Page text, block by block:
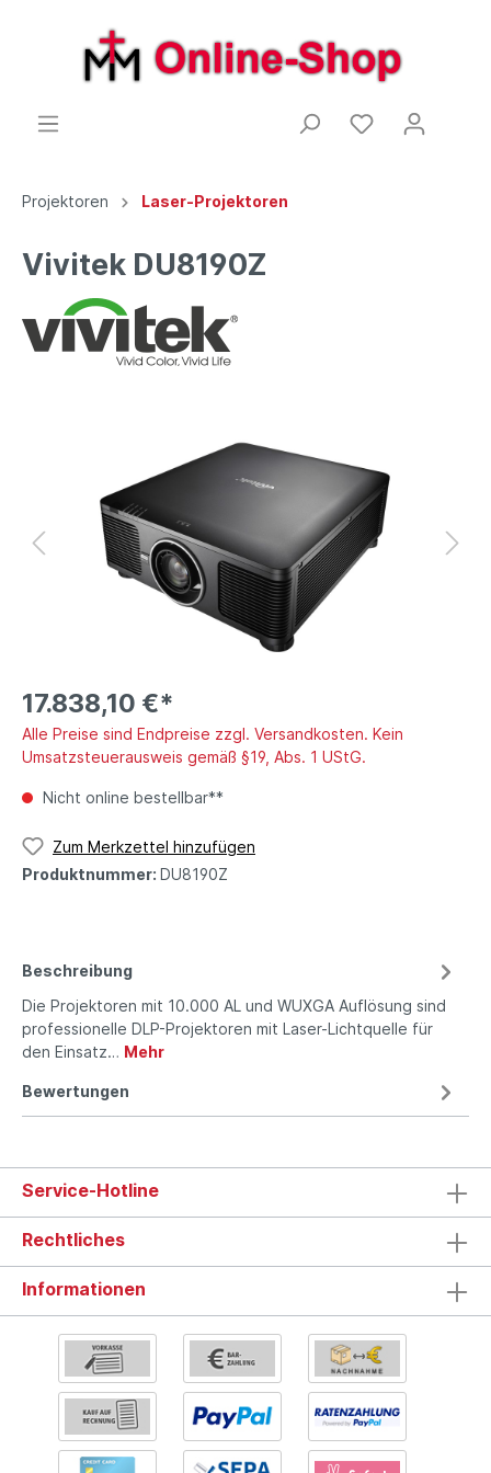
Projektoren Laser-Projektoren
Vivitek DU8190Z
17.838,10 €*
Alle Preise sind Endpreise zzgl. Versandkosten. Kein
Umsatzsteuerausweis gemäß §19, Abs. 1 UStG.
Nicht online bestellbar**
Zum Merkzettel hinzufügen
Produktnummer: DU8190Z
Beschreibung
Die Projektoren mit 10.000 AL und WUXGA Auflösung sind
professio­nelle DLP-Projektoren mit Laser-Lichtquelle für
den Einsatz… Mehr
Bewertungen
Service-Hotline
Rechtliches
Informationen